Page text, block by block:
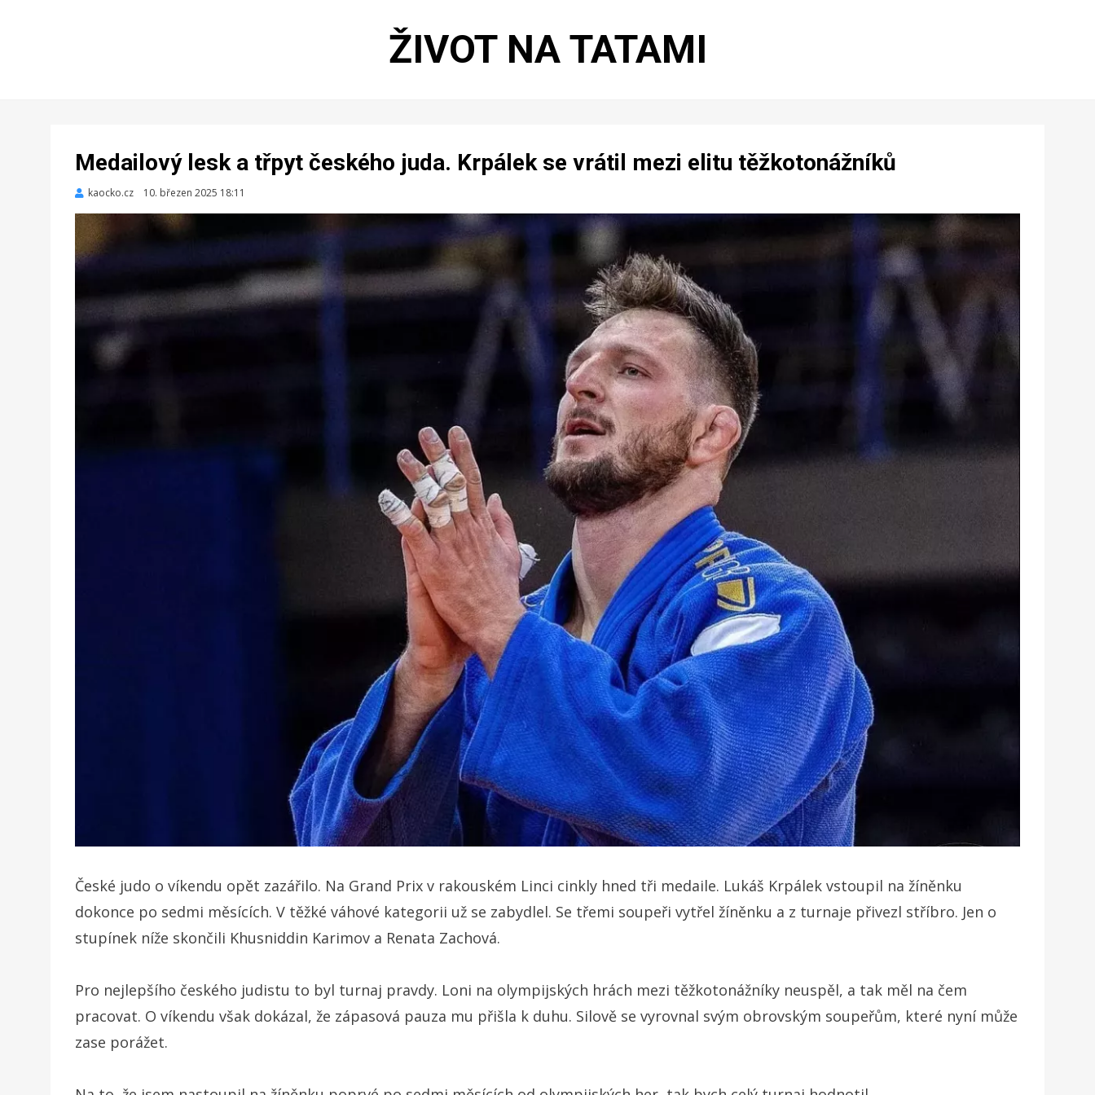
ŽIVOT NA TATAMI
Medailový lesk a třpyt českého juda. Krpálek se vrátil mezi elitu těžkotonážníků
kaocko.cz
Zveřejněno
10. březen 2025 18:11
České judo o víkendu opět zazářilo. Na Grand Prix v rakouském Linci cinkly hned tři medaile. Lukáš Krpálek vstoupil na žíněnku
dokonce po sedmi měsících. V těžké váhové kategorii už se zabydlel. Se třemi soupeři vytřel žíněnku a z turnaje přivezl stříbro. Jen o
stupínek níže skončili Khusniddin Karimov a Renata Zachová.
Pro nejlepšího českého judistu to byl turnaj pravdy. Loni na olympijských hrách mezi těžkotonážníky neuspěl, a tak měl na čem
pracovat. O víkendu však dokázal, že zápasová pauza mu přišla k duhu. Silově se vyrovnal svým obrovským soupeřům, které nyní může
zase porážet.